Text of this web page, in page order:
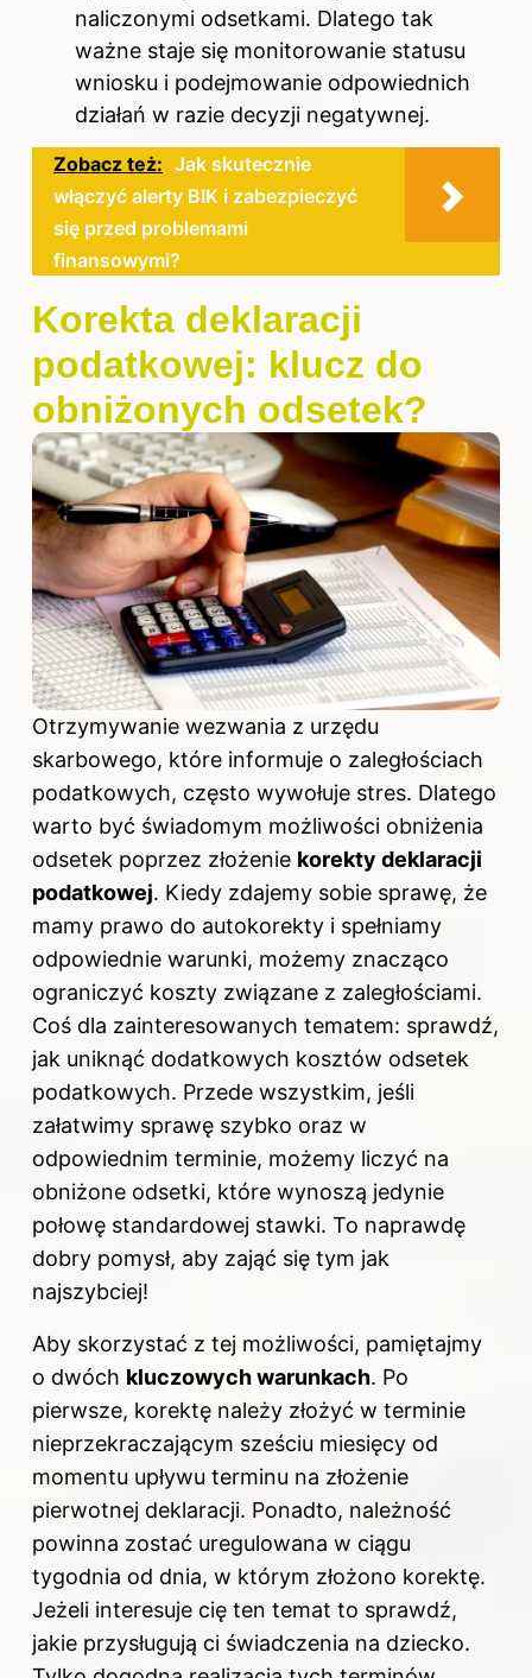
naliczonymi odsetkami. Dlatego tak
ważne staje się monitorowanie statusu
wniosku i podejmowanie odpowiednich
działań w razie decyzji negatywnej.
Zobacz też: Jak skutecznie
włączyć alerty BIK i zabezpieczyć
się przed problemami
finansowymi?
Korekta deklaracji
podatkowej: klucz do
obniżonych odsetek?
Otrzymywanie wezwania z urzędu
skarbowego, które informuje o zaległościach
podatkowych, często wywołuje stres. Dlatego
warto być świadomym możliwości obniżenia
odsetek poprzez złożenie korekty deklaracji
podatkowej. Kiedy zdajemy sobie sprawę, że
mamy prawo do autokorekty i spełniamy
odpowiednie warunki, możemy znacząco
ograniczyć koszty związane z zaległościami.
Coś dla zainteresowanych tematem: sprawdź,
jak uniknąć dodatkowych kosztów odsetek
podatkowych. Przede wszystkim, jeśli
załatwimy sprawę szybko oraz w
odpowiednim terminie, możemy liczyć na
obniżone odsetki, które wynoszą jedynie
połowę standardowej stawki. To naprawdę
dobry pomysł, aby zająć się tym jak
najszybciej!
Aby skorzystać z tej możliwości, pamiętajmy
o dwóch kluczowych warunkach. Po
pierwsze, korektę należy złożyć w terminie
nieprzekraczającym sześciu miesięcy od
momentu upływu terminu na złożenie
pierwotnej deklaracji. Ponadto, należność
powinna zostać uregulowana w ciągu
tygodnia od dnia, w którym złożono korektę.
Jeżeli interesuje cię ten temat to sprawdź,
jakie przysługują ci świadczenia na dziecko.